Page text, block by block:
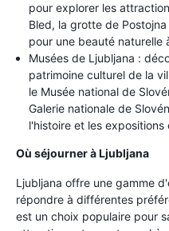
pour explorer les
Bled, la grotte de
pour une beauté naturelle
Musées de Ljubljana :
patrimoine culturel de la
le Musée national de
Galerie nationale de
l'histoire et les expositions
Où séjourner à Ljubljana
Ljubljana offre une gamme
répondre à différentes
est un choix populaire pour